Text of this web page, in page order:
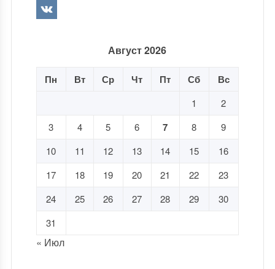
Август 2026
Пн Вт Ср Чт Пт Сб Вс
1
2
3
4 5 6 7 8
9
10
11 12 13 14 15
16
17
18 19 20 21 22
23
24
25 26 27 28 29
30
31
« Июл